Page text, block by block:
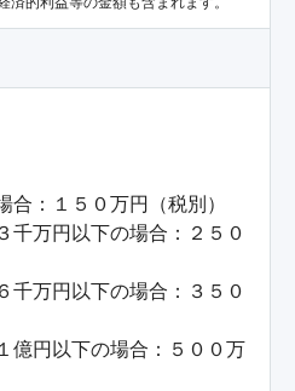
：１５０万円（税別）
万円以下の場合：２５０
万円以下の場合：３５０
円以下の場合：５００万